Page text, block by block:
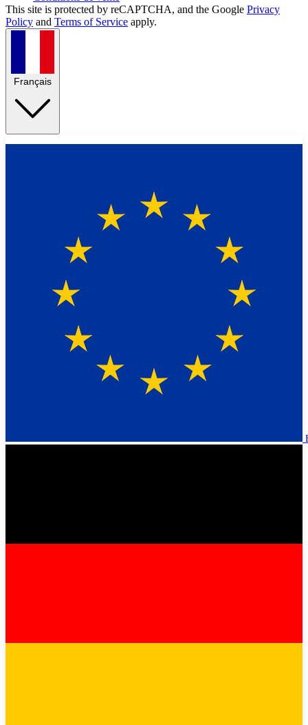
This site is protected by reCAPTCHA, and the Google Privacy
Policy and Terms of Service apply.
Français